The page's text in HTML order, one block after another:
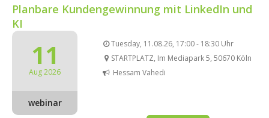
Planbare Kundengewinnung mit LinkedIn und
KI
11
Aug 2026
webinar
Tuesday, 11.08.26, 17:00 - 18:30 Uhr
STARTPLATZ, Im Mediapark 5, 50670 Köln
Hessam Vahedi